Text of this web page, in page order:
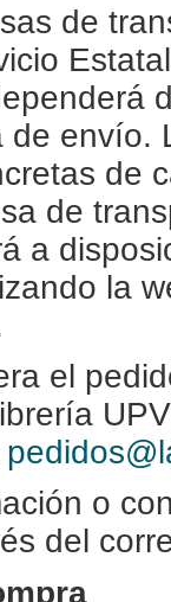
de
envío.
de
de
a
la
el
o
del